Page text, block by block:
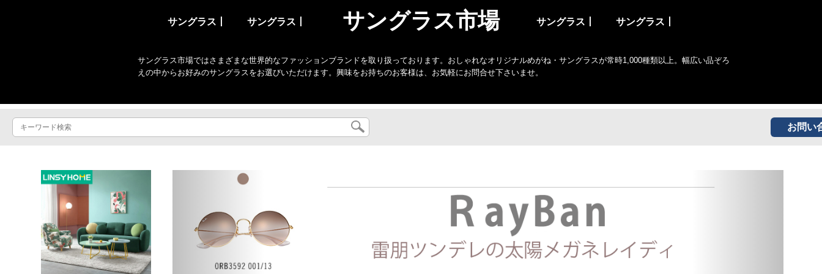
サングラス丨 サングラス丨 サングラス市場 サングラス丨 サングラス丨
サングラス市場ではさまざまな世界的なファッションブランドを取り扱っております。おしゃれなオリジナルめがね・サングラスが常時1,000種類以上。幅広い品ぞろ
えの中からお好みのサングラスをお選びいただけます。興味をお持ちのお客様は、お気軽にお問合せ下さいませ。
お問い
Previous